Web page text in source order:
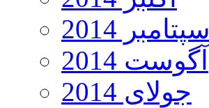
سپتامبر 2014
آگوست 2014
جولای 2014